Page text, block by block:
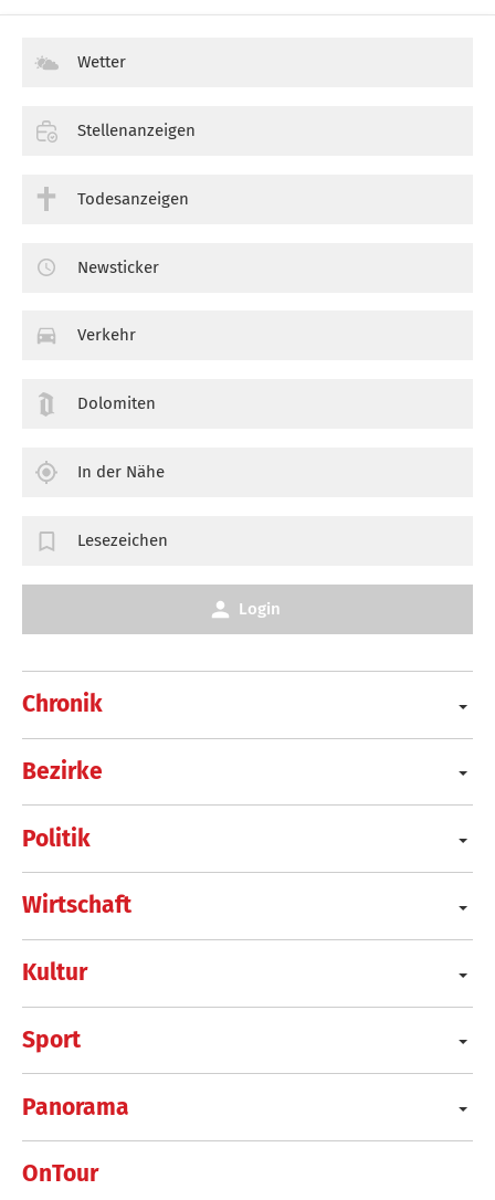
Chronik
Bezirke
Politik
Wirtschaft
Kultur
Sport
Panorama
OnTour
Wetter
Stellenanzeigen
Todesanzeigen
Newsticker
Verkehr
Dolomiten
In der Nähe
Lesezeichen
Login